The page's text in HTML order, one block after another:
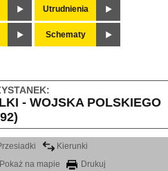
Utrudnienia
Schematy
- WOJSKA POLSKIEGO
Kierunki
Pokaż na mapie
Drukuj